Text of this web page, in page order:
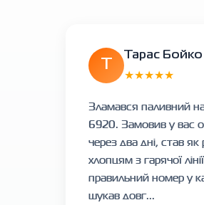
Тарас Бойко
★★★★★
Зламався паливний
6920. Замовив у вас
через два дні, став
хлопцям з гарячої
правильний номер у
шукав довг...